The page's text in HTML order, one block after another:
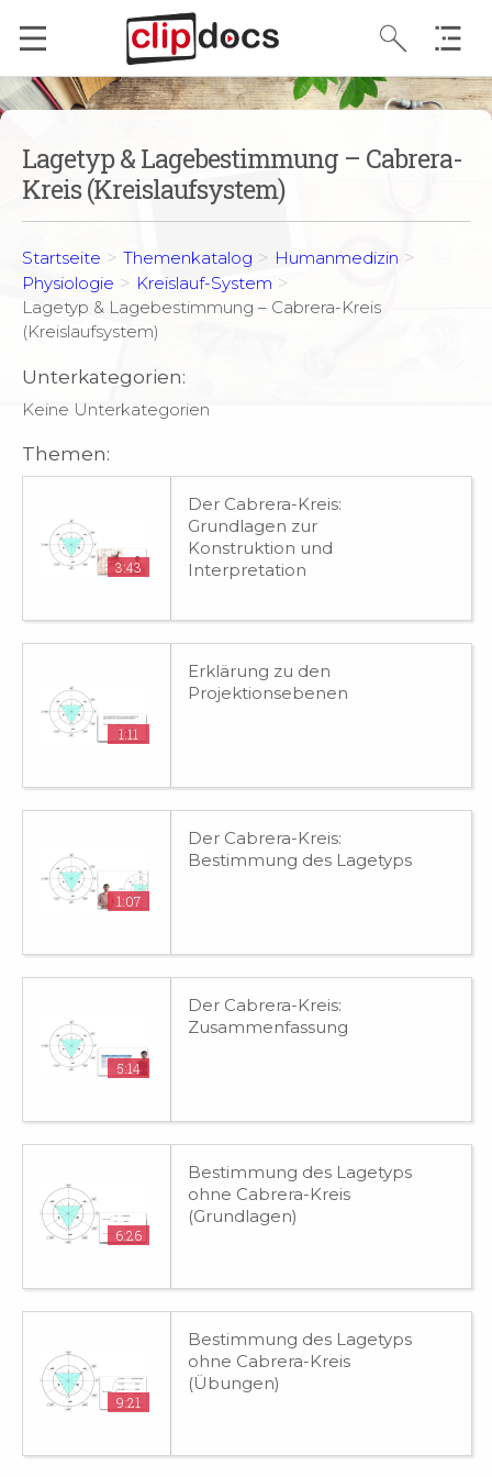
Lagetyp & Lagebestimmung – Cabrera-
Kreis (Kreislaufsystem)
Startseite > Themenkatalog > Humanmedizin >
Physiologie > Kreislauf-System >
Lagetyp & Lagebestimmung – Cabrera-Kreis
(Kreislaufsystem)
Unterkategorien:
Keine Unterkategorien
Themen:
3:43
Der Cabrera-Kreis:
Grundlagen zur
Konstruktion und
Interpretation
1:11
Erklärung zu den
Projektionsebenen
1:07
Der Cabrera-Kreis:
Bestimmung des Lagetyps
5:14
Der Cabrera-Kreis:
Zusammenfassung
6:26
Bestimmung des Lagetyps
ohne Cabrera-Kreis
(Grundlagen)
9:21
Bestimmung des Lagetyps
ohne Cabrera-Kreis
(Übungen)